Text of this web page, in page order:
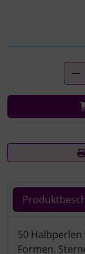
50
Formen.